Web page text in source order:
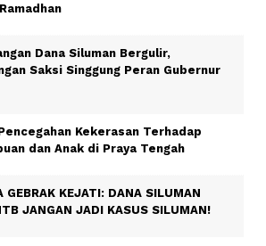
Dana Siluman Bergulir,
Saksi Singgung Peran Gubernur
Kekerasan Terhadap
dan Anak di Praya Tengah
GEBRAK KEJATI: DANA SILUMAN
JANGAN JADI KASUS SILUMAN!